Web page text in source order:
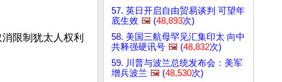
限制犹太人权利
57. 英日开启自由贸易谈判 可望年
底生效 🖼️ (48,893次)
58. 美国三航母罕见汇集印太 向中
共释强硬讯号 🖼️ (48,832次)
59. 川普与波兰总统发布会：美军
增兵波兰 🖼️ (48,530次)